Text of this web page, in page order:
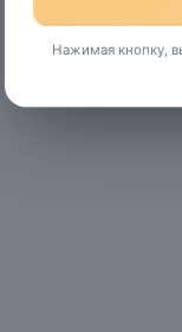
Нажимая кнопку,